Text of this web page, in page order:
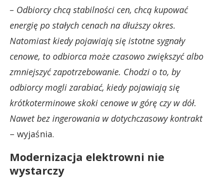
– Odbiorcy chcą stabilności cen, chcą kupować
energię po stałych cenach na dłuższy okres.
Natomiast kiedy pojawiają się istotne sygnały
cenowe, to odbiorca może czasowo zwiększyć albo
zmniejszyć zapotrzebowanie. Chodzi o to, by
odbiorcy mogli zarabiać, kiedy pojawiają się
krótkoterminowe skoki cenowe w górę czy w dół.
Nawet bez ingerowania w dotychczasowy kontrakt
– wyjaśnia.
Modernizacja elektrowni nie
wystarczy